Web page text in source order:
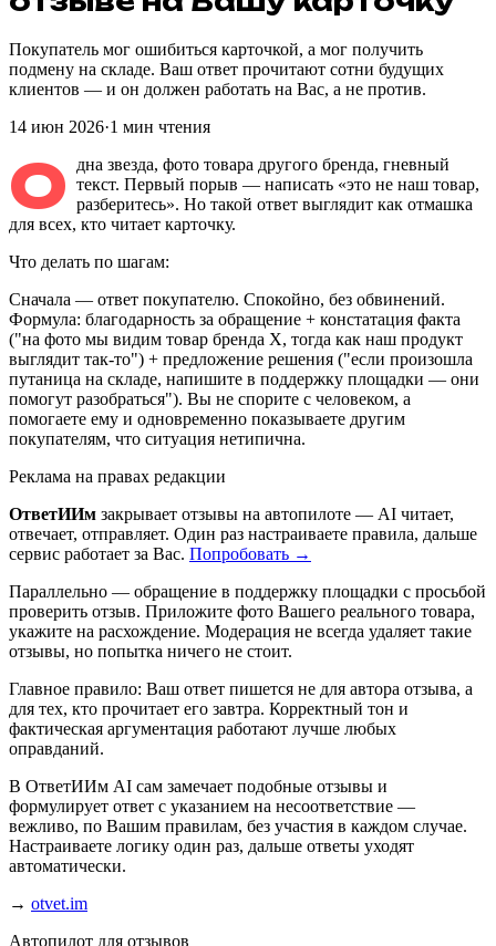
Покупатель мог ошибиться карточкой, а мог получить
подмену на складе. Ваш ответ прочитают сотни будущих
клиентов — и он должен работать на Вас, а не против.
14 июн 2026·1 мин чтения
О
дна звезда, фото товара другого бренда, гневный
текст. Первый порыв — написать «это не наш товар,
разберитесь». Но такой ответ выглядит как отмашка
для всех, кто читает карточку.
Что делать по шагам:
Сначала — ответ покупателю. Спокойно, без обвинений.
Формула: благодарность за обращение + констатация факта
("на фото мы видим товар бренда X, тогда как наш продукт
выглядит так-то") + предложение решения ("если произошла
путаница на складе, напишите в поддержку площадки — они
помогут разобраться"). Вы не спорите с человеком, а
помогаете ему и одновременно показываете другим
покупателям, что ситуация нетипична.
Реклама на правах редакции
ОтветИИм закрывает отзывы на автопилоте — AI читает,
отвечает, отправляет. Один раз настраиваете правила, дальше
сервис работает за Вас. Попробовать →
Параллельно — обращение в поддержку площадки с просьбой
проверить отзыв. Приложите фото Вашего реального товара,
укажите на расхождение. Модерация не всегда удаляет такие
отзывы, но попытка ничего не стоит.
Главное правило: Ваш ответ пишется не для автора отзыва, а
для тех, кто прочитает его завтра. Корректный тон и
фактическая аргументация работают лучше любых
оправданий.
В ОтветИИм AI сам замечает подобные отзывы и
формулирует ответ с указанием на несоответствие —
вежливо, по Вашим правилам, без участия в каждом случае.
Настраиваете логику один раз, дальше ответы уходят
автоматически.
→ otvet.im
Автопилот для отзывов